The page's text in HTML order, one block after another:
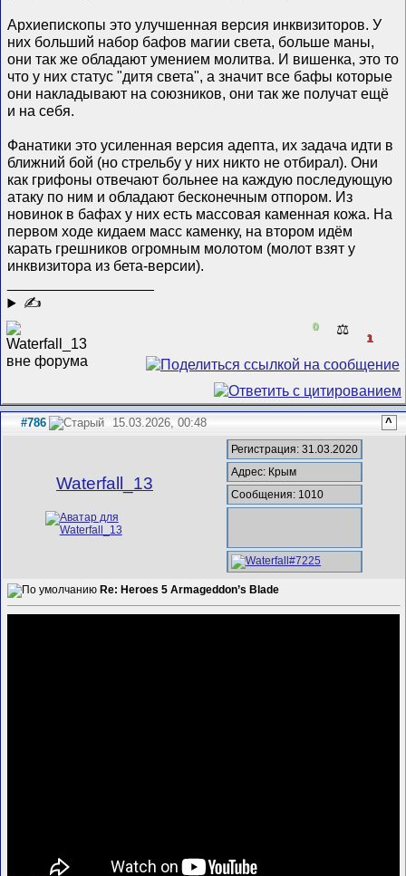
Архиепископы это улучшенная версия инквизиторов. У
них больший набор бафов магии света, больше маны,
они так же обладают умением молитва. И вишенка, это то
что у них статус "дитя света", а значит все бафы которые
они накладывают на союзников, они так же получат ещё
и на себя.
Фанатики это усиленная версия адепта, их задача идти в
ближний бой (но стрельбу у них никто не отбирал). Они
как грифоны отвечают больнее на каждую последующую
атаку по ним и обладают бесконечным отпором. Из
новинок в бафах у них есть массовая каменная кожа. На
первом ходе кидаем масс каменку, на втором идём
карать грешников огромным молотом (молот взят у
инквизитора из бета-версии).
✍
0 ⚖️
1
#786 15.03.2026, 00:48 ^
Waterfall_13
Регистрация: 31.03.2020
Адрес: Крым
Сообщения: 1010
Re: Heroes 5 Armageddon’s Blade